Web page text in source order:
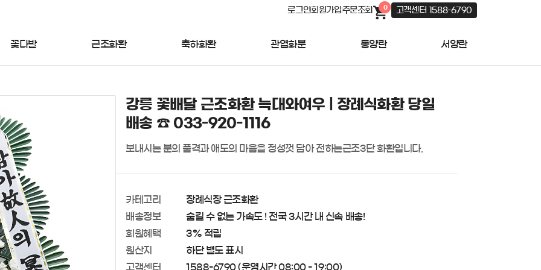
로그인회원가입주문조회 0 고객센터 1588-6790
꽃다발 근조화환 축하화환 관엽화분 동양란 서양란
강릉 꽃배달 근조화환 늑대와여우 | 장례식화환 당일
배송 ☎ 033-920-1116
보내시는 분의 품격과 애도의 마음을 정성껏 담아 전하는근조3단 화환입니다.
카테고리
장례식장 근조화환
배송정보
숨길 수 없는 가속도 ! 전국 3시간 내 신속 배송!
회원혜택
3% 적립
원산지
하단 별도 표시
고객센터
1588-6790 (운영시간 08:00 - 19:00)